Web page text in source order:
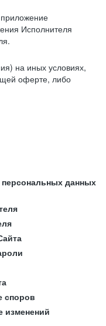
Исполнителя
на иных условиях,
оферте, либо
данных
споров
изменений